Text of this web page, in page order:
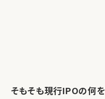
そもそも現行IPOの何